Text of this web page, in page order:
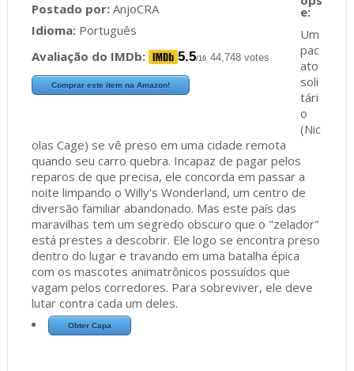
Postado por:AnjoCRA
Idioma:Português
Avaliação do IMDb:
5.5/10 44,748 votes
Comprar este item na Amazon!
Um
pac
ato
soli
tári
o
(Nic
olas Cage) se vê preso em uma cidade remota
quando seu carro quebra. Incapaz de pagar pelos
reparos de que precisa, ele concorda em passar a
noite limpando o Willy's Wonderland, um centro de
diversão familiar abandonado. Mas este país das
maravilhas tem um segredo obscuro que o "zelador"
está prestes a descobrir. Ele logo se encontra preso
dentro do lugar e travando em uma batalha épica
com os mascotes animatrônicos possuídos que
vagam pelos corredores. Para sobreviver, ele deve
lutar contra cada um deles.
Obter Capa